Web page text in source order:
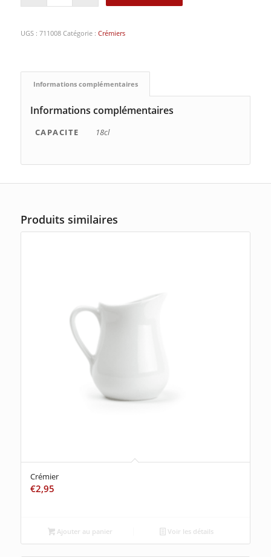
UGS : 711008 Catégorie : Crémiers
Informations complémentaires
Informations complémentaires
CAPACITE 18cl
Produits similaires
Crémier
€2,95
Ajouter au panier Voir les détails